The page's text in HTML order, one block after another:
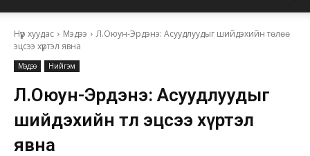
Нүүр хуудас Мэдээ
Л.Оюун-Эрдэнэ: Асуудлуудыг шийдэхийн төлөө
эцсээ хүртэл явна
Мэдээ Нийгэм
Л.Оюун-Эрдэнэ: Асуудлуудыг
шийдэхийн төлөө эцсээ хүртэл
явна